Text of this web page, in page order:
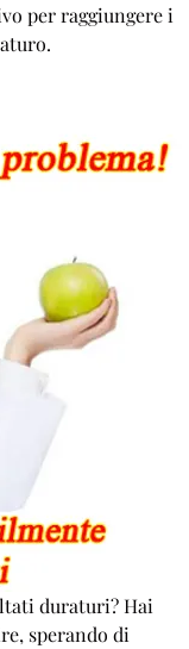
per raggiungere i
duraturi? Hai
sperando di